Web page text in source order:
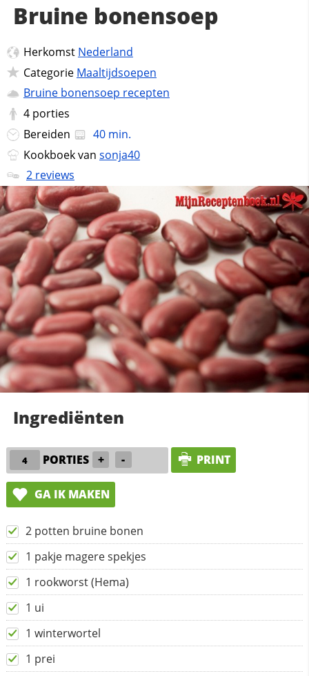
Bruine bonensoep
Herkomst Nederland
Categorie Maaltijdsoepen
Bruine bonensoep recepten
4 porties
Bereiden
40 min.
Kookboek van sonja40
2 reviews
Ingrediënten
PORTIES + - PRINT
GA IK MAKEN
2 potten bruine bonen
1 pakje magere spekjes
1 rookworst (Hema)
1 ui
1 winterwortel
1 prei